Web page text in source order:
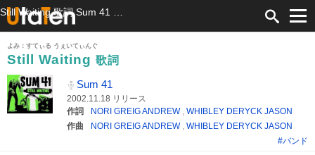
よみ：すてぃる うぇいてぃんぐ
Still Waiting 歌詞
Sum 41
2002.11.18 リリース
作詞
NORI GREIG ANDREW , WHIBLEY DERYCK JASON
作曲
NORI GREIG ANDREW , WHIBLEY DERYCK JASON
#バンド